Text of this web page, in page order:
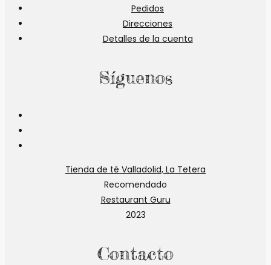
Pedidos
Direcciones
Detalles de la cuenta
Síguenos
nueva
pestaña
una
nueva
pestaña
en
una
nueva
Tienda de té Valladolid, La Tetera
Recomendado
Restaurant Guru
2023
Contacto